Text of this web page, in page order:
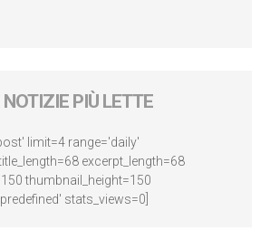
NOTIZIE PIÙ LETTE
limit=4 range='daily'
excerpt_length=68
thumbnail_height=150
stats_views=0]